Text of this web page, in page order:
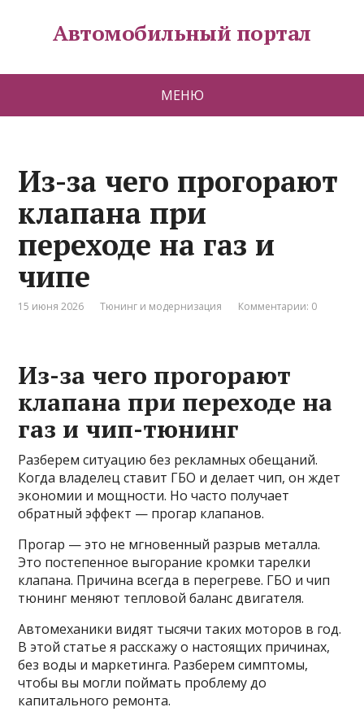
Автомобильный портал
МЕНЮ
Из-за чего прогорают
клапана при
переходе на газ и
чипе
15 июня 2026 Тюнинг и модернизация Комментарии: 0
Из-за чего прогорают
клапана при переходе на
газ и чип-тюнинг
Разберем ситуацию без рекламных обещаний.
Когда владелец ставит ГБО и делает чип, он ждет
экономии и мощности. Но часто получает
обратный эффект — прогар клапанов.
Прогар — это не мгновенный разрыв металла.
Это постепенное выгорание кромки тарелки
клапана. Причина всегда в перегреве. ГБО и чип
тюнинг меняют тепловой баланс двигателя.
Автомеханики видят тысячи таких моторов в год.
В этой статье я расскажу о настоящих причинах,
без воды и маркетинга. Разберем симптомы,
чтобы вы могли поймать проблему до
капитального ремонта.